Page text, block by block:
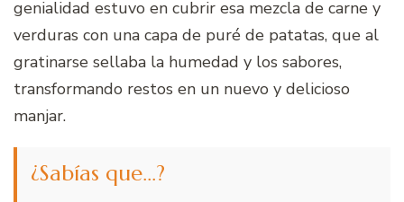
genialidad estuvo en cubrir esa mezcla de carne y
verduras con una capa de puré de patatas, que al
gratinarse sellaba la humedad y los sabores,
transformando restos en un nuevo y delicioso
manjar.
¿Sabías que…?